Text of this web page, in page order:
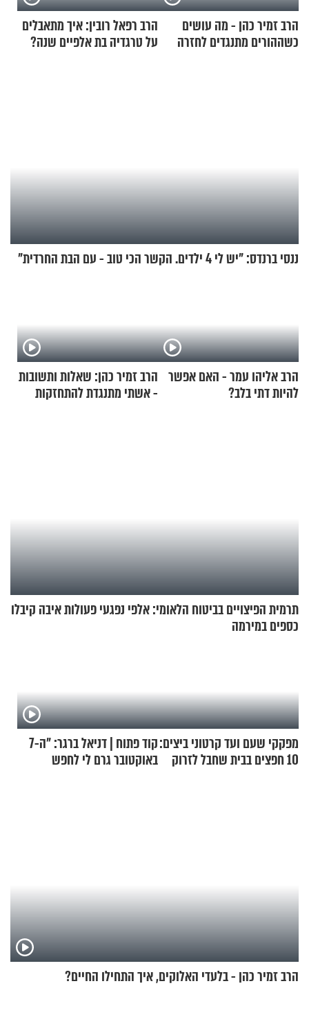
הרב זמיר כהן - מה עושים
כשההורים מתנגדים לחזרה
הרב רפאל רובין: איך מתאבלים
על טרגדיה בת אלפיים שנה?
ננסי ברנדס: "יש לי 4 ילדים. הקשר הכי טוב - עם הבת החרדית"
הרב אליהו עמר - האם אפשר
להיות דתי בלב?
הרב זמיר כהן: שאלות ותשובות
- אשתי מתנגדת להתחזקות
תרמית הפיצויים בביטוח הלאומי: אלפי נפגעי פעולות איבה קיבלו
כספים במירמה
מפקקי שעם ועד קרטוני ביצים:
10 חפצים בבית שחבל לזרוק
קוד פתוח | דניאל ברגר: "ה-7
באוקטובר גרם לי לחפש
הרב זמיר כהן - בלעדי האלוקים, איך התחילו החיים?